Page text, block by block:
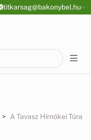
titkarsag@bakonybel.hu
A Tavasz Hírnökei Túra